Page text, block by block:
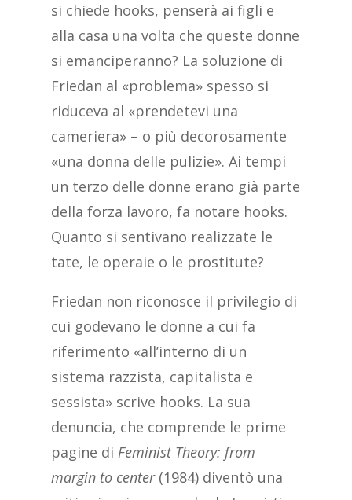
si chiede hooks, penserà ai figli e
alla casa una volta che queste donne
si emanciperanno? La soluzione di
Friedan al «problema» spesso si
riduceva al «prendetevi una
cameriera» – o più decorosamente
«una donna delle pulizie». Ai tempi
un terzo delle donne erano già parte
della forza lavoro, fa notare hooks.
Quanto si sentivano realizzate le
tate, le operaie o le prostitute?
Friedan non riconosce il privilegio di
cui godevano le donne a cui fa
riferimento «all’interno di un
sistema razzista, capitalista e
sessista» scrive hooks. La sua
denuncia, che comprende le prime
pagine di Feminist Theory: from
margin to center (1984) diventò una